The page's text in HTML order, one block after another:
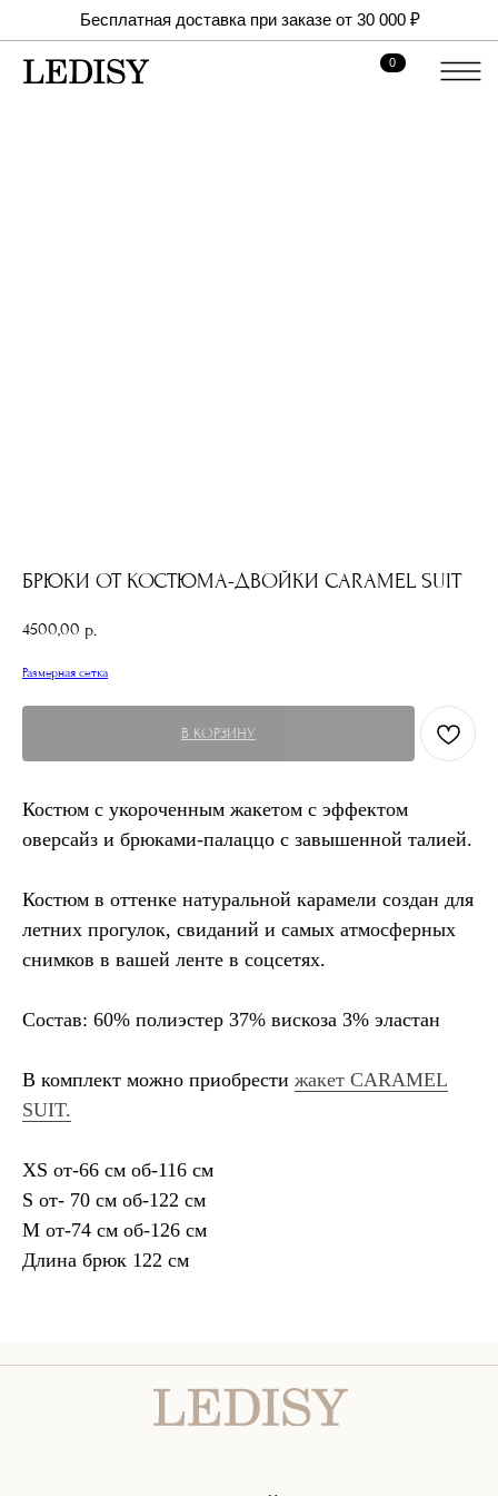
Бесплатная доставка при заказе от 30 000 ₽
0
БРЮКИ ОТ КОСТЮМА-ДВОЙКИ CARAMEL SUIT
4500,00 р.
Размерная сетка
В КОРЗИНУ
Костюм с укороченным жакетом с эффектом
оверсайз и брюками-палаццо с завышенной талией.
Костюм в оттенке натуральной карамели создан для
летних прогулок, свиданий и самых атмосферных
снимков в вашей ленте в соцсетях.
Состав: 60% полиэстер 37% вискоза 3% эластан
В комплект можно приобрести жакет CARAMEL
SUIT.
XS от-66 см об-116 см
S от- 70 см об-122 см
M от-74 см об-126 см
Длина брюк 122 см